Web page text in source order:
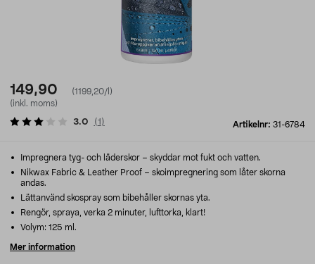
149,90
(1199,20/l)
(inkl. moms)
Artikelnr: 31-6784
3.0 (1 )
Impregnera tyg- och läderskor – skyddar mot fukt och vatten.
Nikwax Fabric & Leather Proof – skoimpregnering som låter skorna
andas.
Lättanvänd skospray som bibehåller skornas yta.
Rengör, spraya, verka 2 minuter, lufttorka, klart!
Volym: 125 ml.
Mer information